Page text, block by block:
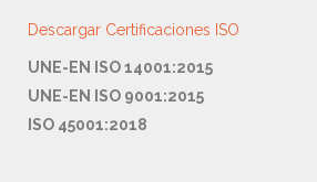
Descargar Certificaciones ISO
UNE-EN ISO 14001:2015
UNE-EN ISO 9001:2015
ISO 45001:2018